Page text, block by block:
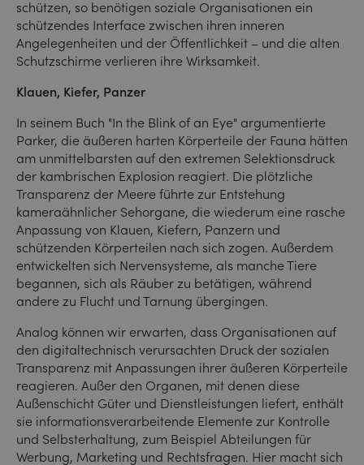
schützen, so benötigen soziale Organisationen ein
schützendes Interface zwischen ihren inneren
Angelegenheiten und der Öffentlichkeit – und die alten
Schutzschirme verlieren ihre Wirksamkeit.
Klauen, Kiefer, Panzer
In seinem Buch "In the Blink of an Eye" argumentierte
Parker, die äußeren harten Körperteile der Fauna hätten
am unmittelbarsten auf den extremen Selektionsdruck
der kambrischen Explosion reagiert. Die plötzliche
Transparenz der Meere führte zur Entstehung
kameraähnlicher Sehorgane, die wiederum eine rasche
Anpassung von Klauen, Kiefern, Panzern und
schützenden Körperteilen nach sich zogen. Außerdem
entwickelten sich Nervensysteme, als manche Tiere
begannen, sich als Räuber zu betätigen, während
andere zu Flucht und Tarnung übergingen.
Analog können wir erwarten, dass Organisationen auf
den digitaltechnisch verursachten Druck der sozialen
Transparenz mit Anpassungen ihrer äußeren Körperteile
reagieren. Außer den Organen, mit denen diese
Außenschicht Güter und Dienstleistungen liefert, enthält
sie informationsverarbeitende Elemente zur Kontrolle
und Selbsterhaltung, zum Beispiel Abteilungen für
Werbung, Marketing und Rechtsfragen. Hier macht sich